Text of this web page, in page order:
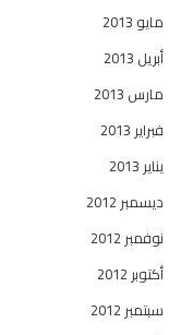
مايو 2013
أبريل 2013
مارس 2013
فبراير 2013
يناير 2013
ديسمبر 2012
نوفمبر 2012
أكتوبر 2012
سبتمبر 2012